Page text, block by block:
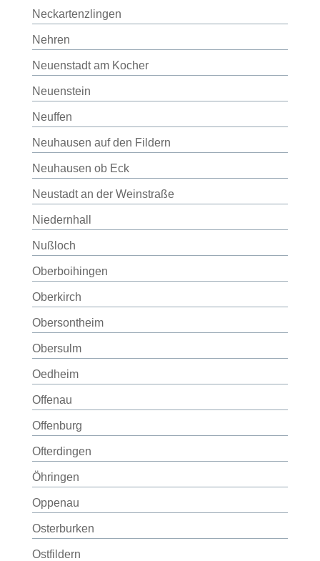
Neckartenzlingen
Nehren
Neuenstadt am Kocher
Neuenstein
Neuffen
Neuhausen auf den Fildern
Neuhausen ob Eck
Neustadt an der Weinstraße
Niedernhall
Nußloch
Oberboihingen
Oberkirch
Obersontheim
Obersulm
Oedheim
Offenau
Offenburg
Ofterdingen
Öhringen
Oppenau
Osterburken
Ostfildern